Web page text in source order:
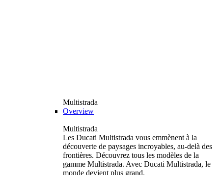
Multistrada
Overview
Multistrada
Les Ducati Multistrada vous emmènent à la
découverte de paysages incroyables, au-delà des
frontières. Découvrez tous les modèles de la
gamme Multistrada. Avec Ducati Multistrada, le
monde devient plus grand.